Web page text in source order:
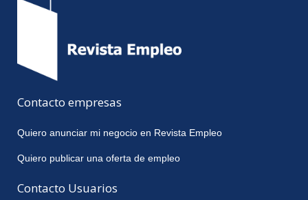
Contacto empresas
Quiero anunciar mi negocio en Revista Empleo
Quiero publicar una oferta de empleo
Contacto Usuarios